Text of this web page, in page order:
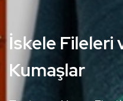
Branda mı
Hazır Kapsüllü Branda